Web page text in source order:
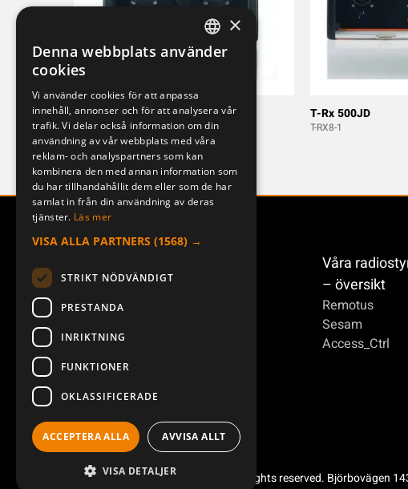
T-Rx 300JD
T-RX6-1
T-Rx 500JD
T-RX8-1
Våra
– översikt
Remotus
Sesam
Access_Ctrl
Copyright ©2026 Åkerströms. All rights reserved. Björbovägen
SWEDISH
DEUTSCH
×
Denna webbplats använder
cookies
Vi använder cookies för att anpassa
innehåll, annonser och för att analysera vår
trafik. Vi delar också information om din
användning av vår webbplats med våra
reklam- och analyspartners som kan
kombinera den med annan information som
du har tillhandahållit dem eller som de har
samlat in från din användning av deras
tjänster. Läs mer
VISA ALLA PARTNERS (1568) →
STRIKT NÖDVÄNDIGT
PRESTANDA
INRIKTNING
FUNKTIONER
OKLASSIFICERADE
ACCEPTERA ALLA AVVISA ALLT
VISA DETALJER